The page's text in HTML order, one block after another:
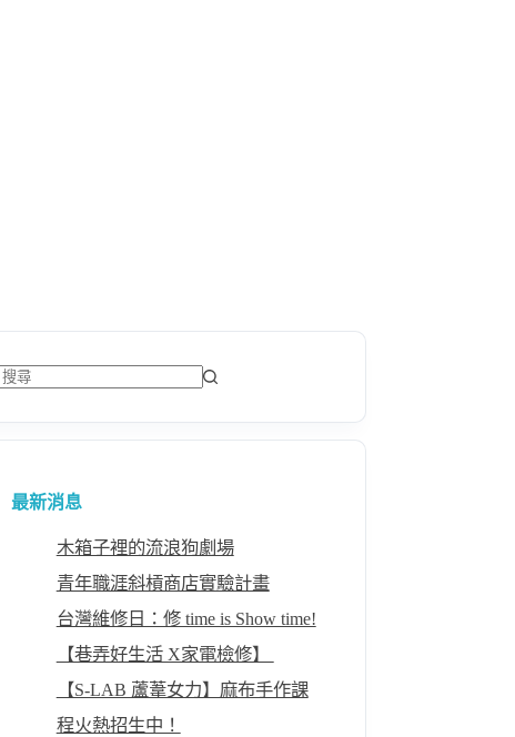
最新消息
木箱子裡的流浪狗劇場
青年職涯斜槓商店實驗計畫
台灣維修日：修 time is Show time!
【巷弄好生活 X家電檢修】 ​
【S-LAB 蘆葦女力】麻布手作課
程火熱招生中！